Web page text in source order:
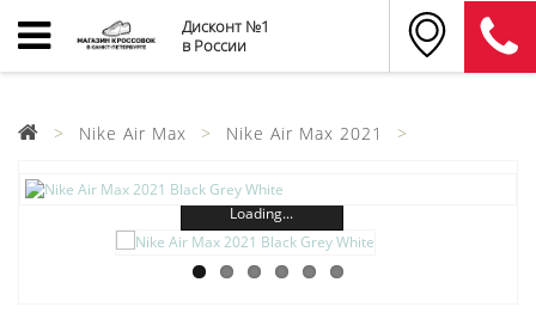
Дисконт №1
в России
Nike Air Max Nike Air Max 2021
Loading...